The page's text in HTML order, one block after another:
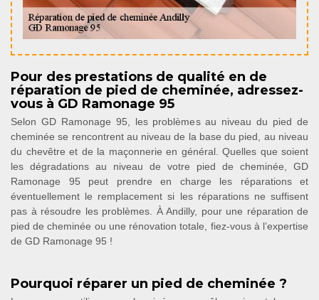
Pour des prestations de qualité en de
réparation de pied de cheminée, adressez-
vous à GD Ramonage 95
Selon GD Ramonage 95, les problèmes au niveau du pied de
cheminée se rencontrent au niveau de la base du pied, au niveau
du chevêtre et de la maçonnerie en général. Quelles que soient
les dégradations au niveau de votre pied de cheminée, GD
Ramonage 95 peut prendre en charge les réparations et
éventuellement le remplacement si les réparations ne suffisent
pas à résoudre les problèmes. À Andilly, pour une réparation de
pied de cheminée ou une rénovation totale, fiez-vous à l’expertise
de GD Ramonage 95 !
Pourquoi réparer un pied de cheminée ?